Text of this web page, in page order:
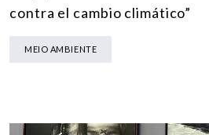
contra el cambio climático”
MEIO AMBIENTE